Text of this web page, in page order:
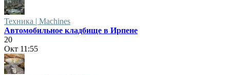
Техника | Machines
Автомобильное кладбище в Ирпене
20
Окт 11:55